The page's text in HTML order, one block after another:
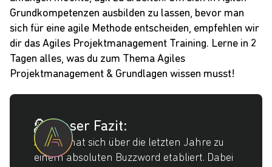
Grundkompetenzen ausbilden zu lassen, bevor man
sich für eine agile Methode entscheiden, empfehlen wir
dir das Agiles Projektmanagement Training. Lerne in 2
Tagen alles, was du zum Thema Agiles
Projektmanagement & Grundlagen wissen musst!
💁 Unser Fazit:
Agilität hat sich über die letzten Jahre zu
einem absoluten Buzzword etabliert. Dabei